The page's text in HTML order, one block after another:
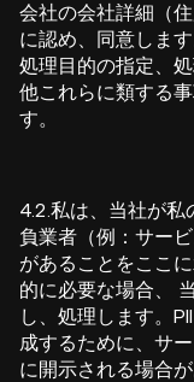
会社の会社詳細（
に認め、同意しま
処理目的の指定、
他これらに類する
す。
4.2.私は、当社が私
負業者（例：サー
があることをここ
的に必要な場合、
し、処理します。
成するために、サ
に開示される場合